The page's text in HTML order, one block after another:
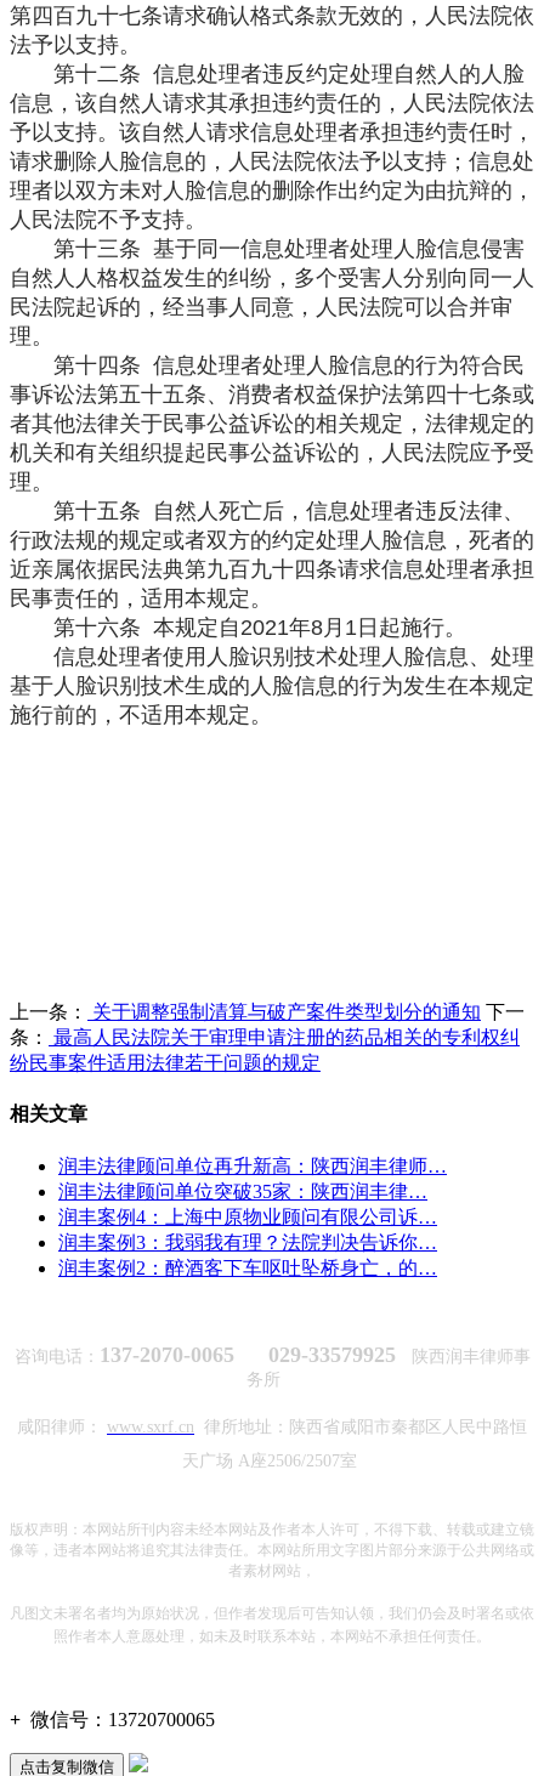
第四百九十七条请求确认格式条款无效的，人民法院依
法予以支持。
第十二条 信息处理者违反约定处理自然人的人脸
信息，该自然人请求其承担违约责任的，人民法院依法
予以支持。该自然人请求信息处理者承担违约责任时，
请求删除人脸信息的，人民法院依法予以支持；信息处
理者以双方未对人脸信息的删除作出约定为由抗辩的，
人民法院不予支持。
第十三条 基于同一信息处理者处理人脸信息侵害
自然人人格权益发生的纠纷，多个受害人分别向同一人
民法院起诉的，经当事人同意，人民法院可以合并审
理。
第十四条 信息处理者处理人脸信息的行为符合民
事诉讼法第五十五条、消费者权益保护法第四十七条或
者其他法律关于民事公益诉讼的相关规定，法律规定的
机关和有关组织提起民事公益诉讼的，人民法院应予受
理。
第十五条 自然人死亡后，信息处理者违反法律、
行政法规的规定或者双方的约定处理人脸信息，死者的
近亲属依据民法典第九百九十四条请求信息处理者承担
民事责任的，适用本规定。
第十六条 本规定自2021年8月1日起施行。
信息处理者使用人脸识别技术处理人脸信息、处理
基于人脸识别技术生成的人脸信息的行为发生在本规定
施行前的，不适用本规定。
上一条： 关于调整强制清算与破产案件类型划分的通知 下一
条：
最高人民法院关于审理申请注册的药品相关的专利权纠
纷民事案件适用法律若干问题的规定
相关文章
润丰法律顾问单位再升新高：陕西润丰律师…
润丰法律顾问单位突破35家：陕西润丰律…
润丰案例4：上海中原物业顾问有限公司诉…
润丰案例3：我弱我有理？法院判决告诉你…
润丰案例2：醉酒客下车呕吐坠桥身亡，的…
咨询电话： 137-2070-0065 029-33579925
陕西润丰律师事
务所
咸阳律师： www.sxrf.cn 律所地址：陕西省咸阳市秦都区人民中路恒
天广场 A座2506/2507室
版权声明：本网站所刊内容未经本网站及作者本人许可，不得下载、转载或建立镜
像等，违者本网站将追究其法律责任。本网站所用文字图片部分来源于公共网络或
者素材网站，
凡图文未署名者均为原始状况，但作者发现后可告知认领，我们仍会及时署名或依
照作者本人意愿处理，如未及时联系本站，本网站不承担任何责任。
+ 微信号： 13720700065
点击复制微信